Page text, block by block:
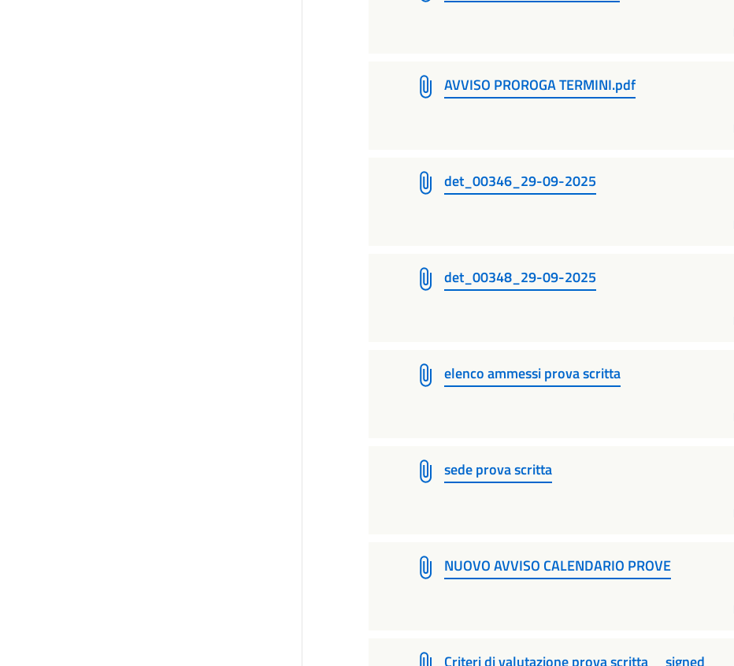
AVVISO PROROGA TERMINI.pdf
det_00346_29-09-2025
det_00348_29-09-2025
elenco ammessi prova scritta
sede prova scritta
NUOVO AVVISO CALENDARIO PROVE
Criteri di valutazione prova scritta__signed